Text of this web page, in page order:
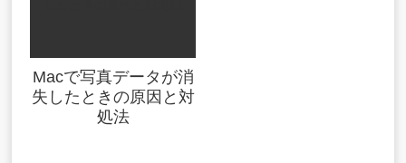
Macで写真データが消
失したときの原因と対
処法